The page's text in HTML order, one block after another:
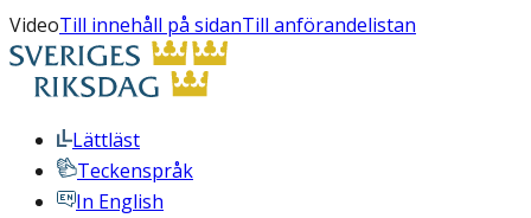
VideoTill innehåll på sidanTill anförandelistan
Lättläst
Teckenspråk
In English